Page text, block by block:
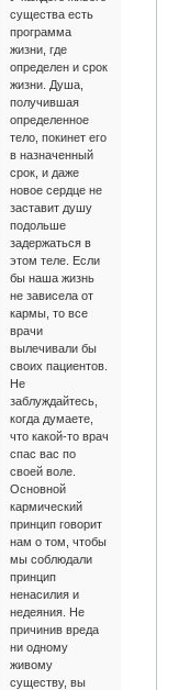
существа есть
программа
жизни, где
определен и срок
жизни. Душа,
получившая
определенное
тело, покинет его
в назначенный
срок, и даже
новое сердце не
заставит душу
подольше
задержаться в
этом теле. Если
бы наша жизнь
не зависела от
кармы, то все
врачи
вылечивали бы
своих пациентов.
Не
заблуждайтесь,
когда думаете,
что какой-то врач
спас вас по
своей воле.
Основной
кармический
принцип говорит
нам о том, чтобы
мы соблюдали
принцип
ненасилия и
недеяния. Не
причинив вреда
ни одному
живому
существу, вы